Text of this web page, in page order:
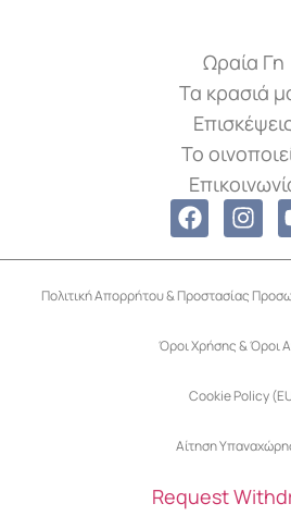
Ωραία Γη
Τα κρασιά
Το
Πολιτική Απορρήτου & Προστασίας
Όροι Χρήσης & Όροι
Cookie Policy
Αίτηση
Request